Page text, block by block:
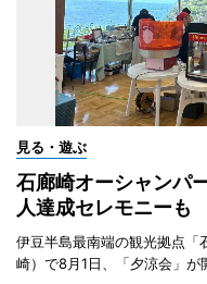
見る・遊ぶ
石廊崎オーシャンパ
人達成セレモニーも
伊豆半島最南端の観光拠点「
崎）で8月1日、「夕涼会」が